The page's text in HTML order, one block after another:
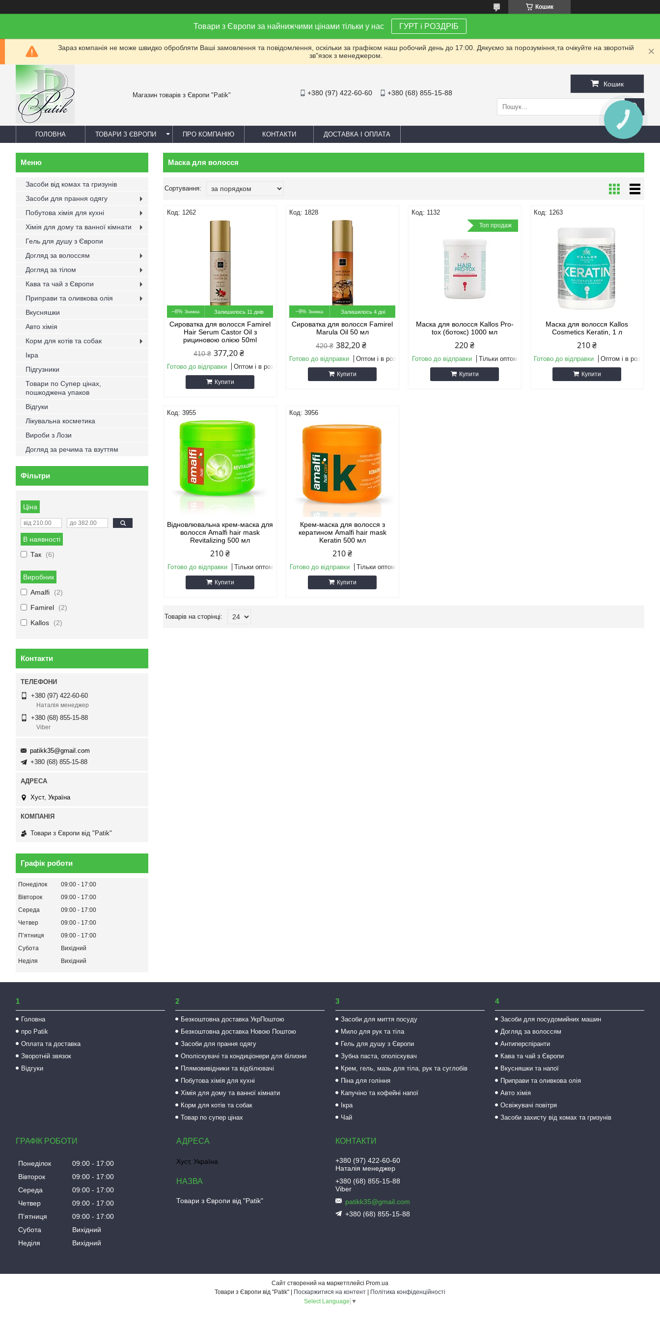
Кошик
Товари з Європи за найнижчими цінами тільки у нас ГУРТ і РОЗДРІБ
Зараз компанія не може швидко обробляти Ваші замовлення та повідомлення, оскільки за графіком наш робочий день до 17:00. Дякуємо за порозуміння,та очікуйте на зворотній
зв"язок з менеджером.
Магазин товарів з Європи "Patik" +380 (97) 422-60-60 +380 (68) 855-15-88
Кошик
ГОЛОВНА ТОВАРИ З ЄВРОПИ ПРО КОМПАНІЮ КОНТАКТИ ДОСТАВКА І ОПЛАТА
Маска для волосся
1262
–8% Залишилось 11 днів
Сироватка для волосся Famirel
Hair Serum Castor Oil з
рициновою олією 50ml
410 ₴ 377,20 ₴
Готово до відправки Оптом і в роздріб
Купити
1828
–9% Залишилось 4 дні
Сироватка для волосся Famirel
Marula Oil 50 мл
420 ₴ 382,20 ₴
Готово до відправки Оптом і в роздріб
Купити
1132
Топ продаж
Маска для волосся Kallos Pro-
tox (ботокс) 1000 мл
220 ₴
Готово до відправки Тільки оптом
Купити
1263
Маска для волосся Kallos
Cosmetics Keratin, 1 л
210 ₴
Готово до відправки Оптом і в роздріб
Купити
3955
Відновлювальна крем-маска для
волосся Amalfi hair mask
Revitalizing 500 мл
210 ₴
Готово до відправки Тільки оптом
Купити
3956
Крем-маска для волосся з
кератином Amalfi hair mask
Keratin 500 мл
210 ₴
Готово до відправки Тільки оптом
Купити
Засоби від комах та гризунів
Засоби для прання одягу
Побутова хімія для кухні
Хімія для дому та ванної кімнати
Гель для душу з Європи
Догляд за волоссям
Догляд за тілом
Кава та чай з Європи
Приправи та оливкова олія
Вкусняшки
Авто хімія
Корм для котів та собак
Ікра
Підгузники
Товари по Супер цінах,
пошкоджена упаков
Відгуки
Лікувальна косметика
Вироби з Лози
Догляд за речима та взуттям
Фільтри
Ціна
В наявності
Так
6
Виробник
Amalfi
2
Famirel
2
Kallos
2
Контакти
+380 (97) 422-60-60
Наталія менеджер
+380 (68) 855-15-88
Viber
patikk35@gmail.com
+380 (68) 855-15-88
Хуст, Україна
Товари з Європи від "Patik"
Графік роботи
Понеділок 09:00
17:00
Вівторок
09:00
17:00
Середа
09:00
17:00
Четвер
09:00
17:00
Пʼятниця
09:00
17:00
Субота
Вихідний
Неділя
Вихідний
1
Головна
про Patik
Оплата та доставка
Зворотній звязок
Відгуки
2
Безкоштовна доставка УкрПоштою
Безкоштовна доставка Новою Поштою
Засоби для прання одягу
Ополіскувачі та кондиціонери для білизни
Плямовивідники та відбілювачі
Побутова хімія для кухні
Хімія для дому та ванної кімнати
Корм для котів та собак
Товар по супер цінах
3
Засоби для миття посуду
Мило для рук та тіла
Гель для душу з Європи
Зубна паста, ополіскувач
Крем, гель, мазь для тіла, рук та суглобів
Піна для гоління
Капучіно та кофейні напої
Ікра
Чай
4
Засоби для посудомийних машин
Догляд за волоссям
Антиперспіранти
Кава та чай з Європи
Вкусняшки та напої
Приправи та оливкова олія
Авто хімія
Освіжувачі повітря
Засоби захисту від комах та гризунів
ГРАФІК РОБОТИ
Понеділок 09:00
17:00
Вівторок
09:00
17:00
Середа
09:00
17:00
Четвер
09:00
17:00
Пʼятниця
09:00
17:00
Субота
Вихідний
Неділя
Вихідний
Хуст, Україна
Товари з Європи від "Patik"
+380 (97) 422-60-60
Наталія менеджер
+380 (68) 855-15-88
Viber
patikk35@gmail.com
+380 (68) 855-15-88
Сайт створений на маркетплейсі Prom.ua
Товари з Європи від "Patik" | Поскаржитися на контент | Політика конфіденційності
Select Language ▼